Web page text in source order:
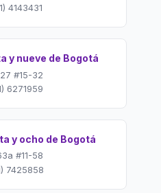
4143431
y nueve de Bogotá
#15-32
6271959
y ocho de Bogotá
#11-58
7425858